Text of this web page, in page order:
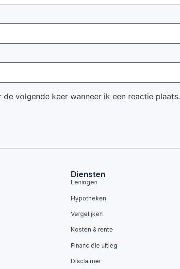
volgende keer wanneer ik een reactie plaats.
Diensten
Leningen
Hypotheken
Vergelijken
Kosten & rente
Financiële uitleg
Disclaimer